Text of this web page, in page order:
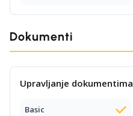
Dokumenti
Upravljanje dokumentima
Basic